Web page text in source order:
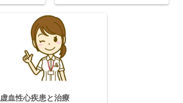
虚血性心疾患と治療